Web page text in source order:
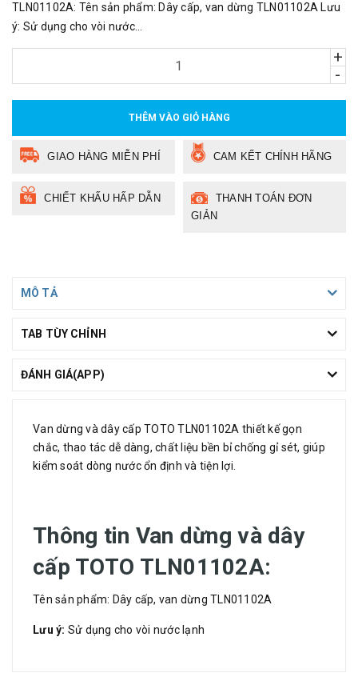
TLN01102A: Tên sản phẩm: Dây cấp, van dừng TLN01102A Lưu
ý: Sử dụng cho vòi nước...
+
-
THÊM VÀO GIỎ HÀNG
GIAO HÀNG MIỄN PHÍ CAM KẾT CHÍNH HÃNG
CHIẾT KHẤU HẤP DẪN
THANH TOÁN ĐƠN
GIẢN
MÔ TẢ
TAB TÙY CHỈNH
ĐÁNH GIÁ(APP)
Van dừng và dây cấp TOTO TLN01102A thiết kế gọn
chắc, thao tác dễ dàng, chất liệu bền bỉ chống gỉ sét, giúp
kiểm soát dòng nước ổn định và tiện lợi.
Thông tin Van dừng và dây
cấp TOTO TLN01102A:
Tên sản phẩm: Dây cấp, van dừng TLN01102A
Lưu ý: Sử dụng cho vòi nước lạnh